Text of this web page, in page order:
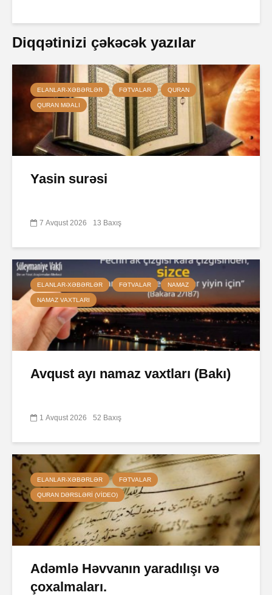
Diqqətinizi çəkəcək yazılar
ELANLAR-XƏBƏRLƏR FƏTVALAR QURAN
QURAN MƏALI
Yasin surəsi
7 Avqust 2026 13 Baxış
ELANLAR-XƏBƏRLƏR FƏTVALAR NAMAZ
NAMAZ VAXTLARI
Avqust ayı namaz vaxtları (Bakı)
1 Avqust 2026 52 Baxış
ELANLAR-XƏBƏRLƏR FƏTVALAR
QURAN DƏRSLƏRI (VIDEO)
Adəmlə Həvvanın yaradılışı və
çoxalmaları.